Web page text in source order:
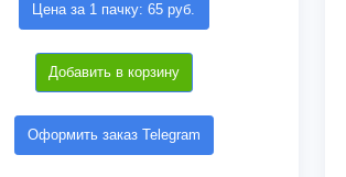
Цена за 1 пачку: 65 руб.
Добавить в корзину
Оформить заказ Telegram